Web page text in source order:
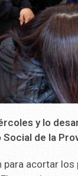
y lo
de la
acortar